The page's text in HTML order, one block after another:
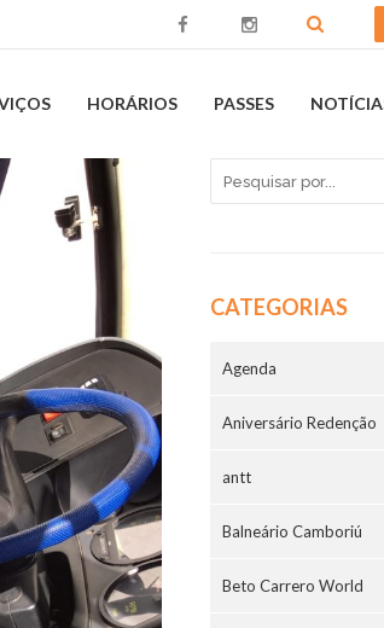
HORÁRIOS PASSES
CATEGORIAS
Agenda
Aniversário Redenção
antt
Balneário Camboriú
Beto Carrero World